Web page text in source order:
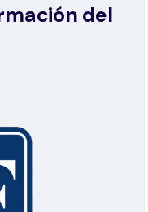
del